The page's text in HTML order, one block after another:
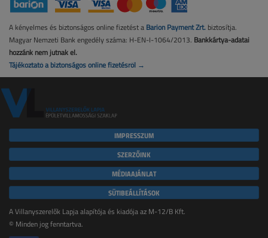
A kényelmes és biztonságos online fizetést a Barion Payment Zrt. biztosítja.
Magyar Nemzeti Bank engedély száma: H-EN-I-1064/2013. Bankkártya-adatai
hozzánk nem jutnak el.
Tájékoztató a biztonságos online fizetésről →
IMPRESSZUM
SZERZŐINK
MÉDIAAJÁNLAT
SÜTIBEÁLLÍTÁSOK
A Villanyszerelők Lapja alapítója és kiadója az M-12/B Kft.
© Minden jog fenntartva.